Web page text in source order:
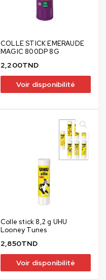
COLLE STICK EMERAUDE
MAGIC 800DP 8G
2,200TND
Voir disponibilité
Colle stick 8,2 g UHU
Looney Tunes
2,850TND
Voir disponibilité